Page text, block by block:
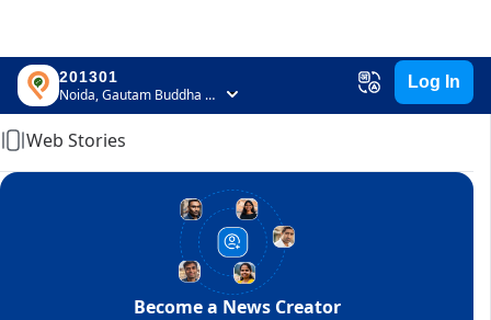
201301
Noida, Gautam Buddha Nagar, Uttar Pradesh
Log In
Home
Web Stories
Become a News Creator